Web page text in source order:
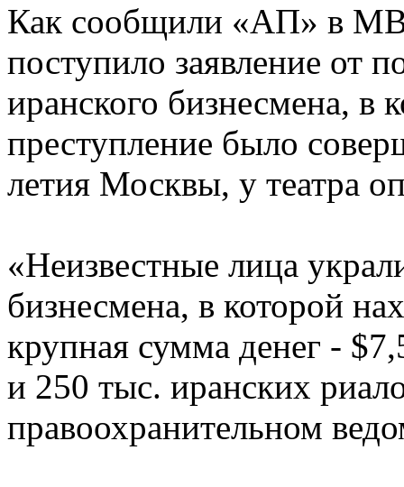
Как сообщили «АП» в
поступило заявление от
иранского бизнесмена, в
преступление было
летия Москвы, у театра
«Неизвестные лица
бизнесмена, в которой
крупная сумма денег -
и 250 тыс. иранских
правоохранительном